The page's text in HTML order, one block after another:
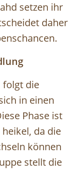
setzen ihr
daher
folgt die
in einen
Phase ist
da die
können
stellt die